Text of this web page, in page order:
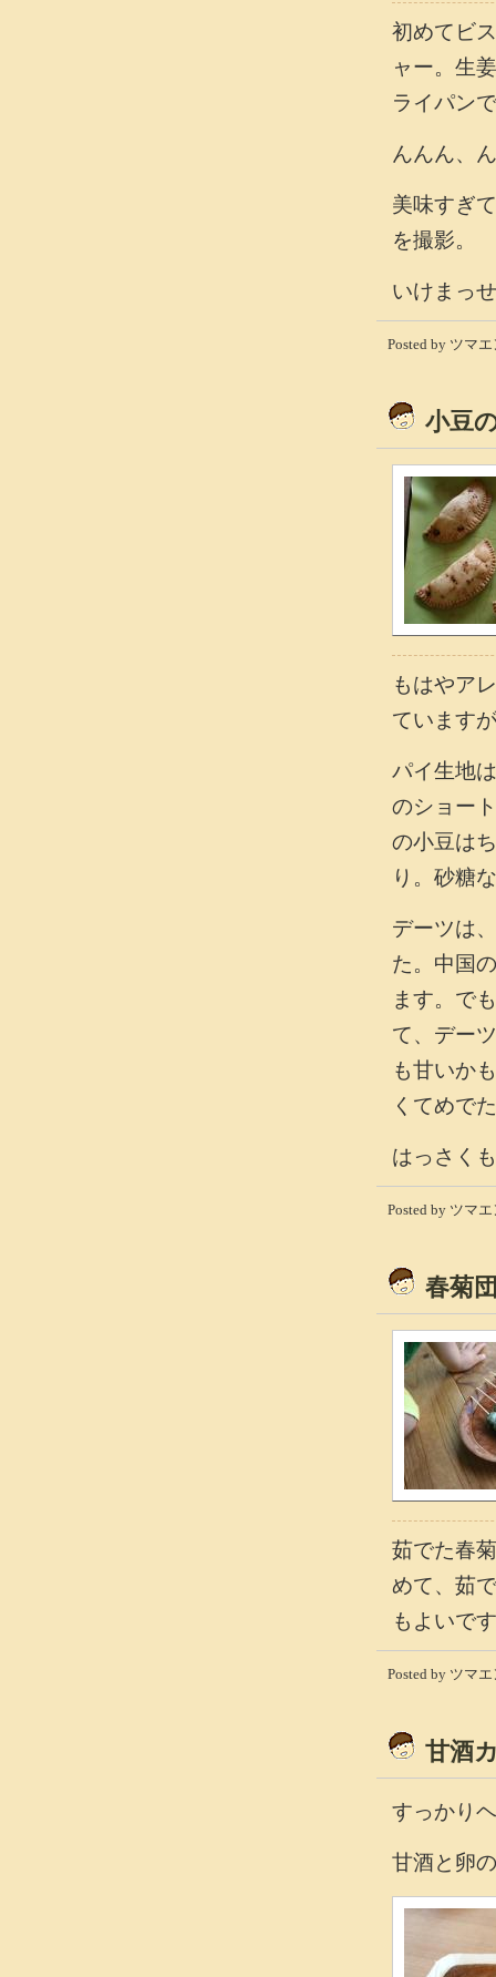
初めてビ
ャー。生
ライパン
んんん、
美味すぎ
を撮影。
いけまっ
Posted by ツマ
小豆
もはやア
ています
パイ生地
のショー
の小豆は
り。砂糖
デーツは
た。中国
ます。で
て、デー
も甘いか
くてめで
はっさく
Posted by ツマ
春菊
茹でた春
めて、茹
もよいで
Posted by ツマ
甘酒
すっかり
甘酒と卵